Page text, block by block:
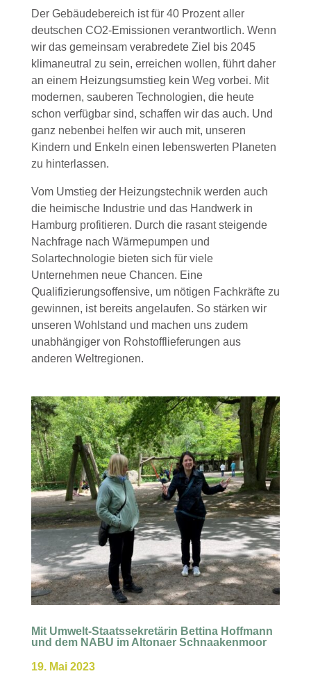
Der Gebäudebereich ist für 40 Prozent aller
deutschen CO2-Emissionen verantwortlich. Wenn
wir das gemeinsam verabredete Ziel bis 2045
klimaneutral zu sein, erreichen wollen, führt daher
an einem Heizungsumstieg kein Weg vorbei. Mit
modernen, sauberen Technologien, die heute
schon verfügbar sind, schaffen wir das auch. Und
ganz nebenbei helfen wir auch mit, unseren
Kindern und Enkeln einen lebenswerten Planeten
zu hinterlassen.
Vom Umstieg der Heizungstechnik werden auch
die heimische Industrie und das Handwerk in
Hamburg profitieren. Durch die rasant steigende
Nachfrage nach Wärmepumpen und
Solartechnologie bieten sich für viele
Unternehmen neue Chancen. Eine
Qualifizierungsoffensive, um nötigen Fachkräfte zu
gewinnen, ist bereits angelaufen. So stärken wir
unseren Wohlstand und machen uns zudem
unabhängiger von Rohstofflieferungen aus
anderen Weltregionen.
Mit Umwelt-Staatssekretärin Bettina Hoffmann
und dem NABU im Altonaer Schnaakenmoor
19. Mai 2023